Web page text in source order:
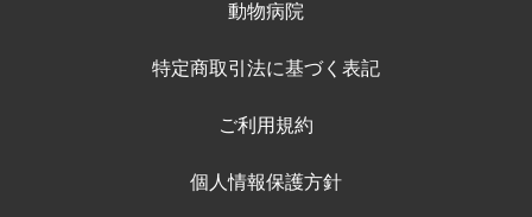
動物病院
特定商取引法に基づく表記
ご利用規約
個人情報保護方針